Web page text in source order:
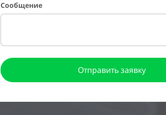
Сообщение
Отправить заявку